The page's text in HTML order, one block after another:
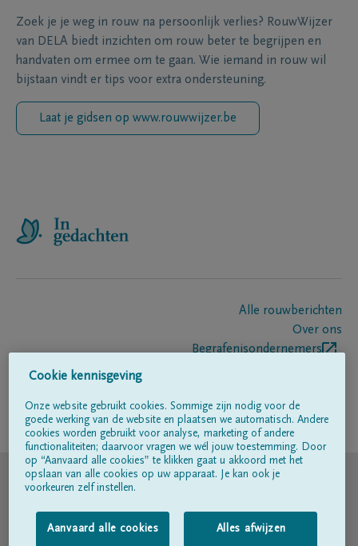
Zoek je je weg in rouw na persoonlijk verlies? RouwWijzer
van DELA biedt inzichten om rouw beter te begrijpen en
handvaten om ermee om te gaan. Wie iemand in rouw wil
bijstaan vindt er tips voor extra ondersteuning.
Laat je gidsen op www.rouwwijzer.be
Alle rouwberichten
Over ons
Begrafenisondernemers
Volg ons op
© DELA
Gebruiksvoorwaarden
Cookie kennisgeving
Onze website gebruikt cookies. Sommige zijn nodig voor de
goede werking van de website en plaatsen we automatisch. Andere
cookies worden gebruikt voor analyse, marketing of andere
functionaliteiten; daarvoor vragen we wél jouw toestemming. Door
op “Aanvaard alle cookies” te klikken gaat u akkoord met het
opslaan van alle cookies op uw apparaat. Je kan ook je
voorkeuren zelf instellen.
Aanvaard alle cookies Alles afwijzen